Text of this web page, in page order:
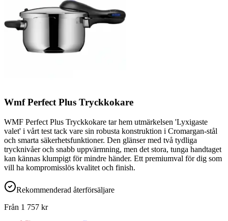
Wmf Perfect Plus Tryckkokare
WMF Perfect Plus Tryckkokare tar hem utmärkelsen 'Lyxigaste
valet' i vårt test tack vare sin robusta konstruktion i Cromargan-stål
och smarta säkerhetsfunktioner. Den glänser med två tydliga
trycknivåer och snabb uppvärmning, men det stora, tunga handtaget
kan kännas klumpigt för mindre händer. Ett premiumval för dig som
vill ha kompromisslös kvalitet och finish.
Rekommenderad återförsäljare
Från 1 757 kr